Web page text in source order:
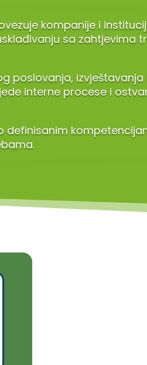
kompanije i
sa zahtjevima
poslovanja, izvještavanja
interne procese i
definisanim